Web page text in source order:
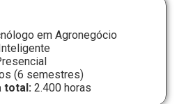
em Agronegócio
(6 semestres)
total: 2.400 horas